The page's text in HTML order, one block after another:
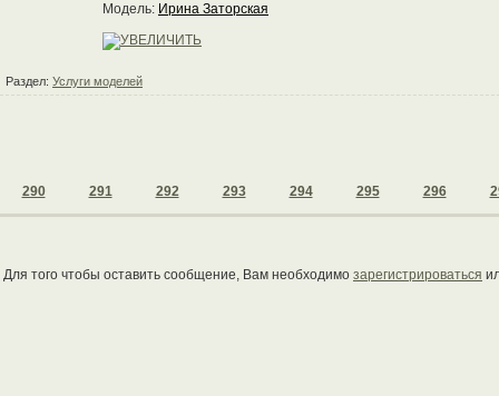
Модель: Ирина Заторская
Раздел: Услуги моделей
290 291 292 293 294 295 296
Для того чтобы оставить сообщение, Вам необходимо зарегистрироваться